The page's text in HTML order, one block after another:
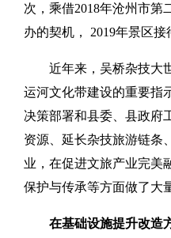
次，乘借2018年沧州市第
办的契机， 2019年景区接
近年来，吴桥杂技大
运河文化带建设的重要指
决策部署和县委、县政府
资源、延长杂技旅游链条
业，在促进文旅产业完美
保护与传承等方面做了大
在基础设施提升改造